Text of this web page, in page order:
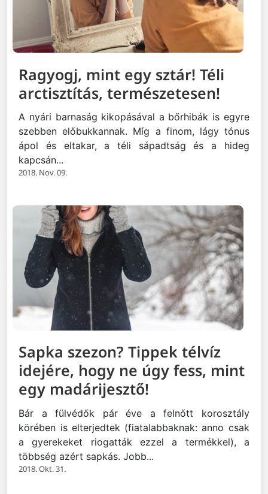
Ragyogj, mint egy sztár! Téli
arctisztítás, természetesen!
A nyári barnaság kikopásával a bőrhibák is egyre
szebben előbukkannak. Míg a finom, lágy tónus
ápol és eltakar, a téli sápadtság és a hideg
kapcsán...
2018. Nov. 09.
Sapka szezon? Tippek télvíz
idejére, hogy ne úgy fess, mint
egy madárijesztő!
Bár a fülvédők pár éve a felnőtt korosztály
körében is elterjedtek (fiatalabbaknak: anno csak
a gyerekeket riogatták ezzel a termékkel), a
többség azért sapkás. Jobb...
2018. Okt. 31.